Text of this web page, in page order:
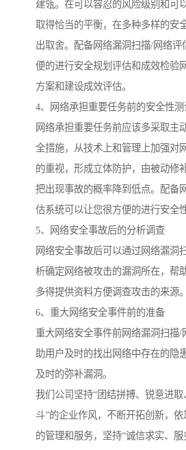
建瓴。在可以容忍的风险级别和可
取得恰当的平衡，在多种多样的安
出取舍。配备网络漏洞扫描/网络评
便的进行安全规划评估和成效检验
方案和建设成效评估。
4、网络承担重要任务前的安全性测
网络承担重要任务前应该多采取主
全措施，从技术上和管理上加强对
的重视，形成立体防护，由被动修
把出现事故的概率降到低点。配备
估系统可以让您很方便的进行安全
5、网络安全事故后的分析调查
网络安全事故后可以通过网络漏洞
析确定网络被攻击的漏洞所在，帮
多得提供资料方便调查攻击的来源。
6、重大网络安全事件前的准备
重大网络安全事件前网络漏洞扫描/
助用户及时的找出网络中存在的隐
及时的弥补漏洞。
我们公司坚持“团结拼搏、锐意进
斗”的企业作风，不断开拓创新，
的管理和服务，坚持“诚信求实、